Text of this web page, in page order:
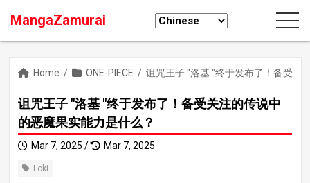
MangaZamurai
Home / ONE-PIECE / 诅咒王子 "洛基 "终于发布了！备受关
诅咒王子 "洛基 "终于发布了！备受关注的传说中
的恶魔果实能力是什么？
Mar 7, 2025 / Mar 7, 2025
Loki